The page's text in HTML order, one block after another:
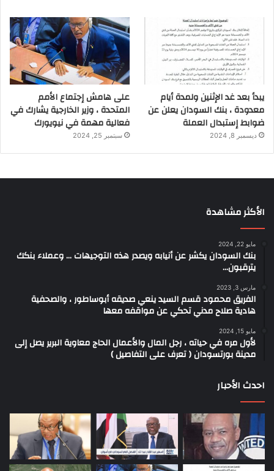
يبدأ بعد غد الإثنين ولمدة أيام
معدودة ، بنك السودان يعلن عن
ضوابط إستبدال العملة
ديسمبر 8, 2024
على هامش إجتماع الأمم
المتحدة ، وزير الخارجية يشارك في
فعالية مهمة في نيويورك
سبتمبر 25, 2024
الأكثر مشاهدة
مايو 22, 2024
بنك السودان يكشر عن أنيابه ويصدر هذه التوجيهات … وعملاء بنكك
يترقبون…
مارس 3, 2023
الفريق محمود قسم السيد ينعي صديقه أبوساطور ، والصحفية
هادية صلاح مدني تحكي عن مواقفه معها
مايو 15, 2024
لأول مره في حياته ، رجل المال والأعمال الحاج معاوية البرير يصل إلى
مدينة بورتسودان ( تعرف على التفاصيل )
احدث الأحبار